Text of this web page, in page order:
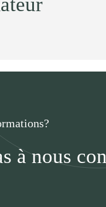
à nous